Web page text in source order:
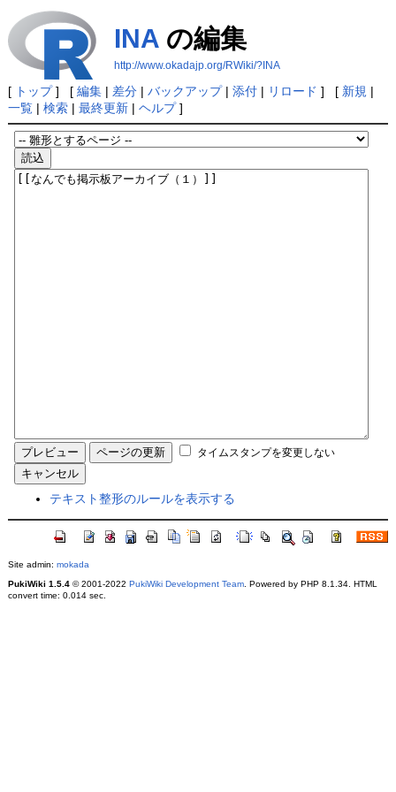
INAの編集
http://www.okadajp.org/RWiki/?INA
[ トップ] [ 編集| 差分| バックアップ| 添付| リロード ] [ 新規 |
一覧| 検索| 最終更新| ヘルプ]
タイムスタンプを変更しない
テキスト整形のルールを表示する
Site admin: mokada
PukiWiki 1.5.4© 2001-2022 PukiWiki Development Team. Powered by PHP 8.1.34. HTML
convert time: 0.014 sec.